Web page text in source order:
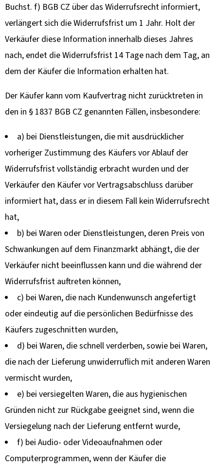
Buchst. f) BGB CZ über das Widerrufsrecht informiert,
verlängert sich die Widerrufsfrist um 1 Jahr. Holt der
Verkäufer diese Information innerhalb dieses Jahres
nach, endet die Widerrufsfrist 14 Tage nach dem Tag, an
dem der Käufer die Information erhalten hat.
Der Käufer kann vom Kaufvertrag nicht zurücktreten in
den in § 1837 BGB CZ genannten Fällen, insbesondere:
a) bei Dienstleistungen, die mit ausdrücklicher
vorheriger Zustimmung des Käufers vor Ablauf der
Widerrufsfrist vollständig erbracht wurden und der
Verkäufer den Käufer vor Vertragsabschluss darüber
informiert hat, dass er in diesem Fall kein Widerrufsrecht
hat,
b) bei Waren oder Dienstleistungen, deren Preis von
Schwankungen auf dem Finanzmarkt abhängt, die der
Verkäufer nicht beeinflussen kann und die während der
Widerrufsfrist auftreten können,
c) bei Waren, die nach Kundenwunsch angefertigt
oder eindeutig auf die persönlichen Bedürfnisse des
Käufers zugeschnitten wurden,
d) bei Waren, die schnell verderben, sowie bei Waren,
die nach der Lieferung unwiderruflich mit anderen Waren
vermischt wurden,
e) bei versiegelten Waren, die aus hygienischen
Gründen nicht zur Rückgabe geeignet sind, wenn die
Versiegelung nach der Lieferung entfernt wurde,
f) bei Audio- oder Videoaufnahmen oder
Computerprogrammen, wenn der Käufer die